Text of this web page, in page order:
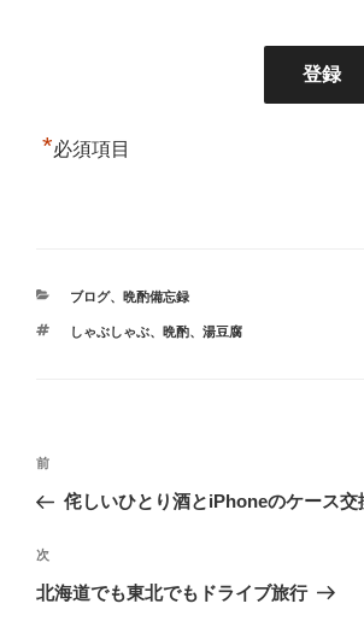
*必須項目
カ
ゴ
ブログ、 晩酌備忘録
タしゃぶしゃぶ、 晩酌、 湯豆腐
投
ナ
ビ
ゲ
前
の
稿
前
侘しいひとり酒とiPhoneのケース交
次
の
次
北海道でも東北でもドライブ旅行